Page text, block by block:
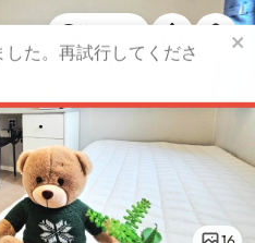
した。再試行してくださ